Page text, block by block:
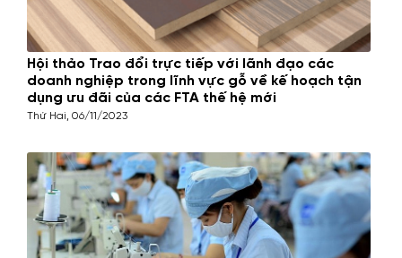
Hội thảo Trao đổi trực tiếp với lãnh đạo các
doanh nghiệp trong lĩnh vực gỗ về kế hoạch tận
dụng ưu đãi của các FTA thế hệ mới
Thứ Hai, 06/11/2023